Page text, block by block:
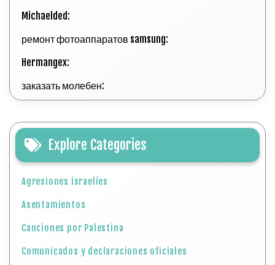
Michaelded:
ремонт фотоаппаратов samsung:
Hermangex:
заказать молебен:
Explore Categories
Agresiones israelíes
Asentamientos
Canciones por Palestina
Comunicados y declaraciones oficiales